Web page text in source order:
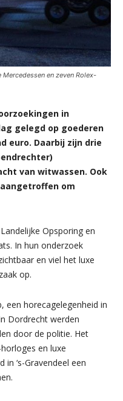
en zeven Rolex-
in
gelegd op goederen
euro. Daarbij zijn drie
van witwassen. Ook
om
Opsporing en
In hun onderzoek
en viel het luxe
op.
een horecagelegenheid in
Dordrecht werden
door de politie. Het
en luxe
‘s-Gravendeel een